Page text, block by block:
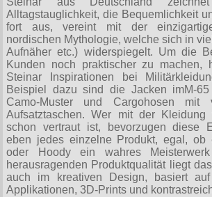
T-Shirts
Taschen
Verschiedenes
Lucky 13
TUK
Verschiedene
Zubehör
Gürtelschnallen
Ketten
Nieten
Rune Charms
Thorhammer
Verschiedenes
M
L
XL
XXL
XXXL
XXXXL
XXXXXL
XXXXXXL
Marken
Alpha Industries
Everlast USA
Lonsdale London
Pit Bull
Thor Steinar
Yakuza
Kleidung
Warenkorb ( 0 | 0.00
--------------
gesamt: 0.00 €
Social Media:
Alltagstauglichkeit, die Bequemlichkeit
fort aus, vereint mit der
nordischen Mythologie, welche sich in
Aufnäher etc.) widerspiegelt. Um die
Kunden noch praktischer zu machen,
Steinar Inspirationen bei
Beispiel dazu sind die Jacken imМ-
Camo-Muster und Cargohosen mit
Aufsatztaschen. Wer mit der
schon vertraut ist, bevorzugen diese
eben jedes einzelne Produkt, egal, ob
oder Hoody ein wahres
herausragenden Produktqualität liegt
auch im kreativen Design, basiert
Applikationen, 3D-Prints und